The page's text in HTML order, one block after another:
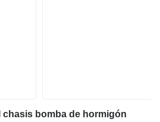
chasis bomba de hormigón